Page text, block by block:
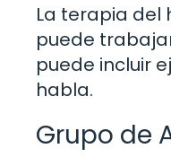
La terapia del
puede
puede incluir
habla.
Grupo de